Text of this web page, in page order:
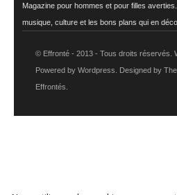
Magazine pour hommes et pour filles
musique, culture et les bons plans qui en
© Effronté - 2013 - Tous droits réservés.
Powered by Wordpress. Designed by
Effrontés.